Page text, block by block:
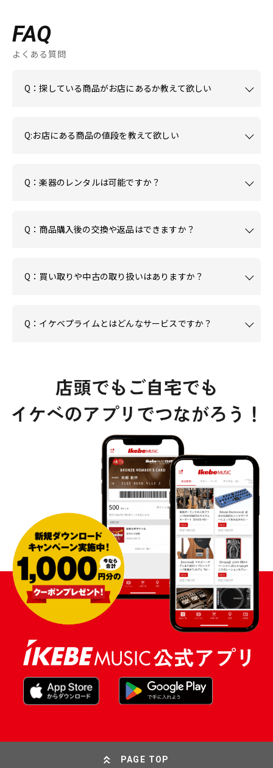
FAQ
よくある質問
Q：探している商品がお店にあるか教えて欲しい
Q:お店にある商品の値段を教えて欲しい
Q：楽器のレンタルは可能ですか？
Q：商品購入後の交換や返品はできますか？
Q：買い取りや中古の取り扱いはありますか？
Q：イケベプライムとはどんなサービスですか？
PAGE TOP